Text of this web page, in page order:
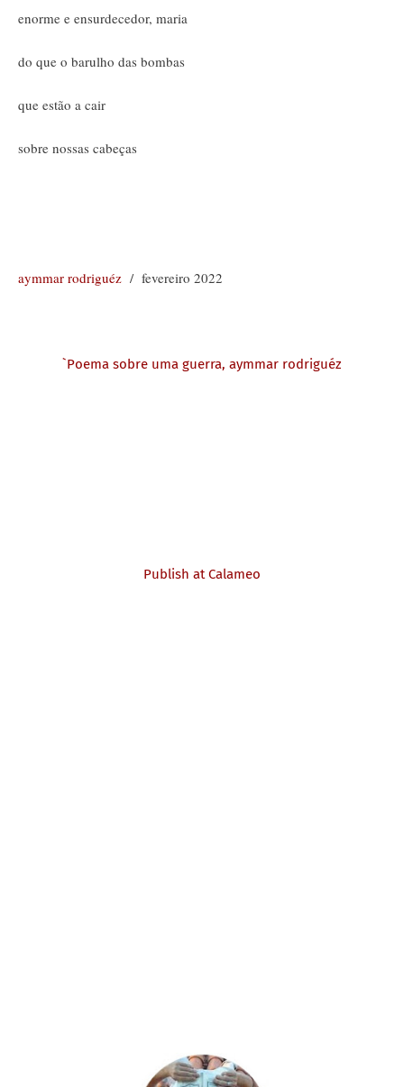
enorme e ensurdecedor, maria
do que o barulho das bombas
que estão a cair
sobre nossas cabeças
aymmar rodriguéz / fevereiro 2022
`Poema sobre uma guerra, aymmar rodriguéz
Publish at Calameo